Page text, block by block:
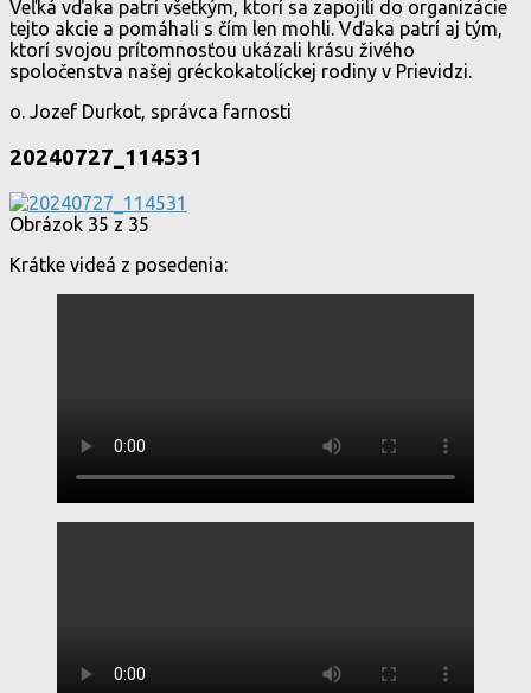
Veľká vďaka patrí všetkým, ktorí sa zapojili do organizácie
tejto akcie a pomáhali s čím len mohli. Vďaka patrí aj tým,
ktorí svojou prítomnosťou ukázali krásu živého
spoločenstva našej gréckokatolíckej rodiny v Prievidzi.
o. Jozef Durkot, správca farnosti
20240727_114531
Obrázok 35 z 35
Krátke videá z posedenia: